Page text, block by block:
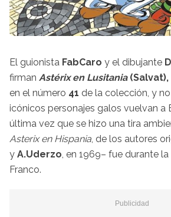
El guionista FabCaro y el dibujante
firman Astérix en Lusitania (Salvat),
en el número 41 de la colección, y
icónicos personajes galos vuelvan a
última vez que se hizo una tira
Asterix en Hispania, de los autores
y A.Uderzo, en 1969– fue durante
Franco.